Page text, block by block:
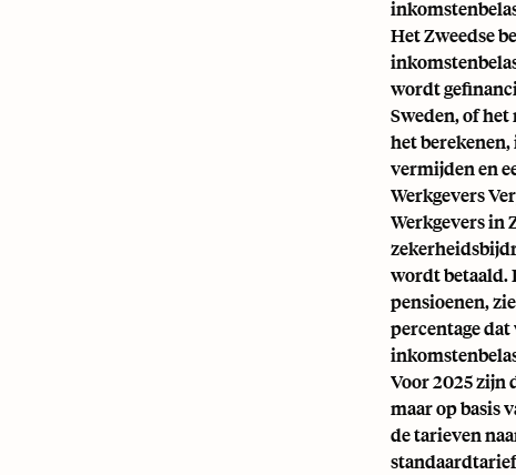
Het Zweedse
wordt
Sweden, of het
het
vermijden en
Werkgevers
Werkgevers in
wordt betaald.
pensioenen,
percentage
Voor 2025 zijn
maar op basis
de tarieven